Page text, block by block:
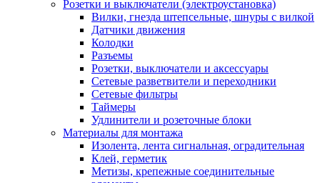
Розетки и выключатели (электроустановка)
Вилки, гнезда штепсельные, шнуры с вилкой
Датчики движения
Колодки
Разъемы
Розетки, выключатели и аксессуары
Сетевые разветвители и переходники
Сетевые фильтры
Таймеры
Удлинители и розеточные блоки
Материалы для монтажа
Изолента, лента сигнальная, оградительная
Клей, герметик
Метизы, крепежные соединительные